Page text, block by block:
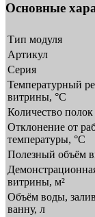
Основные
Тип модуля
Артикул
Серия
Температурный
витрины, °C
Количество полок
Отклонение от
температуры, °С
Полезный объём
витрины, м²
Объём воды,
ванну, л